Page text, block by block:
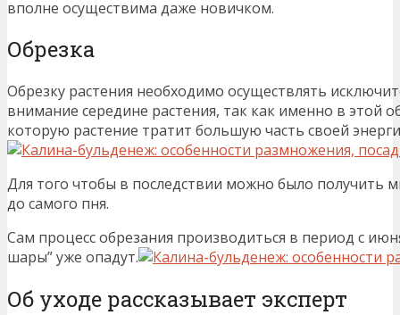
вполне осуществима даже новичком.
Обрезка
Обрезку растения необходимо осуществлять
внимание середине растения, так как именно в этой
которую растение тратит большую часть своей
Для того чтобы в последствии можно было получить
до самого пня.
Сам процесс обрезания производиться в период с
шары” уже опадут.
Об уходе рассказывает эксперт